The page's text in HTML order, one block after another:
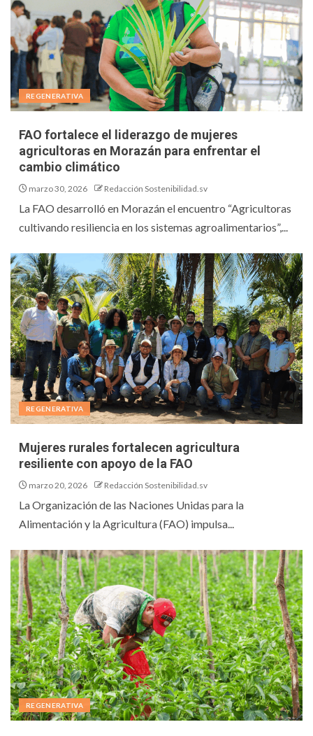
REGENERATIVA
FAO fortalece el liderazgo de mujeres
agricultoras en Morazán para enfrentar el
cambio climático
marzo 30, 2026 Redacción Sostenibilidad.sv
La FAO desarrolló en Morazán el encuentro “Agricultoras
cultivando resiliencia en los sistemas agroalimentarios”,...
REGENERATIVA
Mujeres rurales fortalecen agricultura
resiliente con apoyo de la FAO
marzo 20, 2026 Redacción Sostenibilidad.sv
La Organización de las Naciones Unidas para la
Alimentación y la Agricultura (FAO) impulsa...
REGENERATIVA